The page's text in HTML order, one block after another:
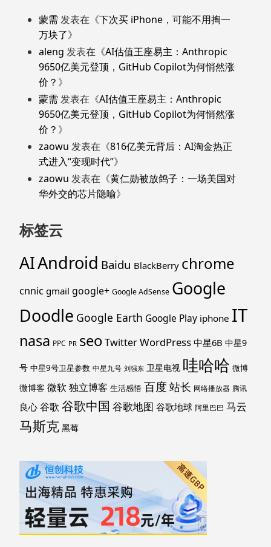
蒙需 发表在《下次买 iPhone，可能不用掏一
万块了》
aleng 发表在《AI估值王座易主：Anthropic
9650亿美元登顶，GitHub Copilot为何悄然涨
价？ 》
蒙需 发表在《AI估值王座易主：Anthropic
9650亿美元登顶，GitHub Copilot为何悄然涨
价？ 》
zaowu 发表在《816亿美元背后：AI淘金热正
式进入“变现时代”》
zaowu 发表在《黄仁勋被放鸽子：一场美国对
华外交的芯片隐喻》
标签云
AIAndroid Baidu BlackBerry chrome
cnnic gmail google+ Google AdSense Google
Doodle Google Earth Google Play iphone IT
nasa PPC PR seoTwitterWordPress 中星6B 中星9
号 中星9号卫星参数 中星九号 刘强东 卫星电视 哇哈哈 微博
微博客 微软独立博客 生活感悟 百度 站长 网络播放器 腾讯
良心 谷歌 谷歌中国 谷歌地图 谷歌地球 阿里巴巴 马云
马斯克 黑莓